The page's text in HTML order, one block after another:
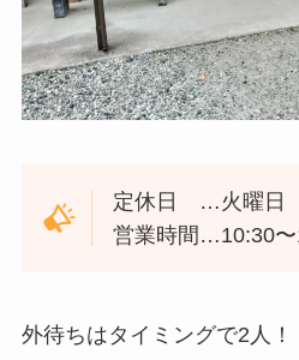
定休日 …火曜日
営業時間…10:30
外待ちはタイミングで2人